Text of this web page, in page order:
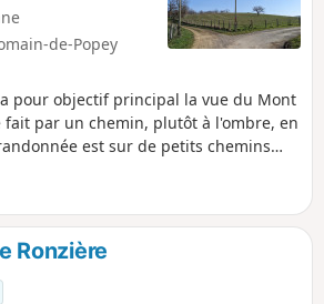
de-Popey
pour objectif principal la vue du Mont
fait par un chemin, plutôt à l'ombre, en
est sur de petits chemins
(D) ou par un car du Rhône 116
ou les Gouttes (2).
Ronzière